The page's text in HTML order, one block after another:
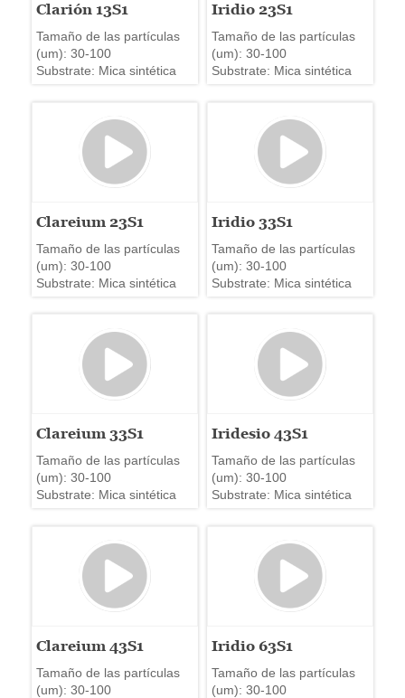
Clarión 13S1
Tamaño de las partículas
(um): 30-100
Substrate: Mica sintética
Iridio 23S1
Tamaño de las partículas
(um): 30-100
Substrate: Mica sintética
Clareium 23S1
Tamaño de las partículas
(um): 30-100
Substrate: Mica sintética
Iridio 33S1
Tamaño de las partículas
(um): 30-100
Substrate: Mica sintética
Clareium 33S1
Tamaño de las partículas
(um): 30-100
Substrate: Mica sintética
Iridesio 43S1
Tamaño de las partículas
(um): 30-100
Substrate: Mica sintética
Clareium 43S1
Tamaño de las partículas
(um): 30-100
Iridio 63S1
Tamaño de las partículas
(um): 30-100